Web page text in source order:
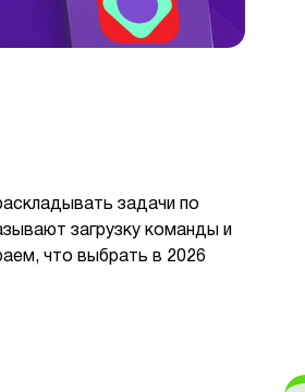
задачи по
загрузку команды и
что выбрать в 2026